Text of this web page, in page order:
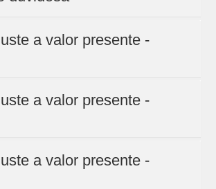
a valor presente -
a valor presente -
a valor presente -